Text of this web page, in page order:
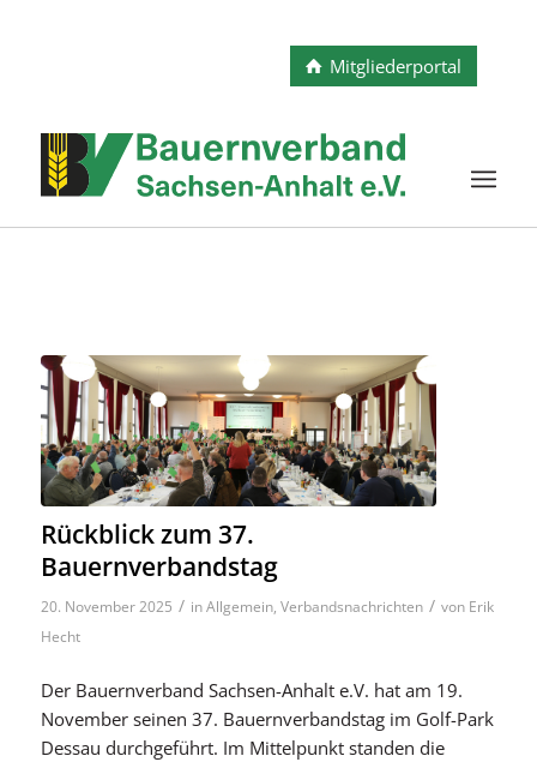
Mitgliederportal
Rückblick zum 37.
Bauernverbandstag
20. November 2025 / inAllgemein, Verbandsnachrichten / von Erik
Hecht
Der Bauernverband Sachsen-Anhalt e.V. hat am 19.
November seinen 37. Bauernverbandstag im Golf-Park
Dessau durchgeführt. Im Mittelpunkt standen die